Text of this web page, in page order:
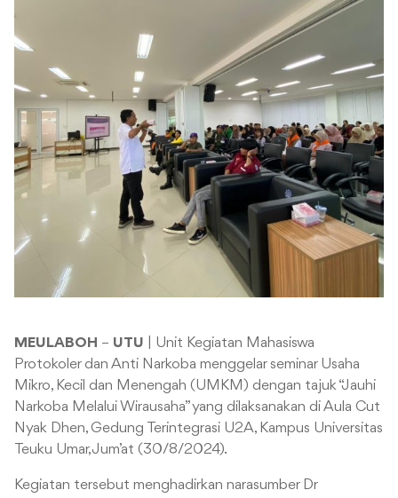
MEULABOH – UTU | Unit Kegiatan Mahasiswa
Protokoler dan Anti Narkoba menggelar seminar Usaha
Mikro, Kecil dan Menengah (UMKM) dengan tajuk “Jauhi
Narkoba Melalui Wirausaha” yang dilaksanakan di Aula Cut
Nyak Dhen, Gedung Terintegrasi U2A, Kampus Universitas
Teuku Umar, Jum’at (30/8/2024).
Kegiatan tersebut menghadirkan narasumber Dr